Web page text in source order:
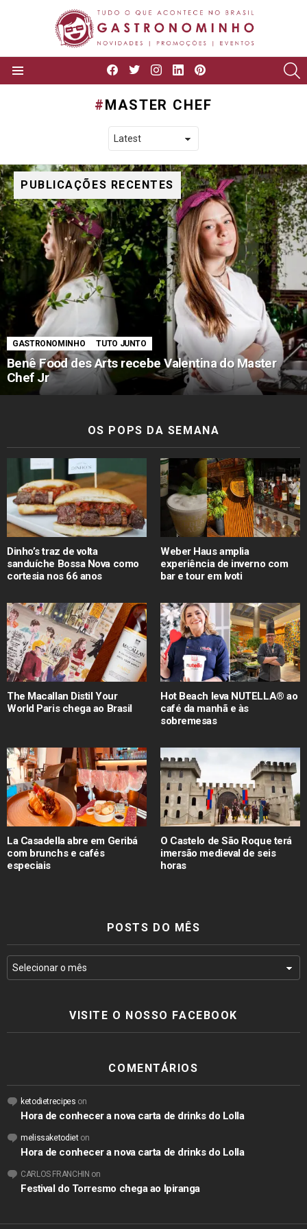
facebooktwitterinstagram
linkedin
MASTER CHEF
PUBLICAÇÕES RECENTES
GASTRONOMINHO TUTO JUNTO
Benê Food des Arts recebe Valentina do Master
Chef Jr
OS POPS DA SEMANA
Dinho’s traz de volta
sanduíche Bossa Nova como
cortesia nos 66 anos
Weber Haus amplia
experiência de inverno com
bar e tour em Ivoti
The Macallan Distil Your
World Paris chega ao Brasil
Hot Beach leva NUTELLA® ao
café da manhã e às
sobremesas
La Casadella abre em Geribá
com brunchs e cafés
especiais
O Castelo de São Roque terá
imersão medieval de seis
horas
POSTS DO MÊS
VISITE O NOSSO FACEBOOK
COMENTÁRIOS
ketodietrecipes on
Hora de conhecer a nova carta de drinks do Lolla
melissaketodieton
Hora de conhecer a nova carta de drinks do Lolla
CARLOS FRANCHIN on
Festival do Torresmo chega ao Ipiranga